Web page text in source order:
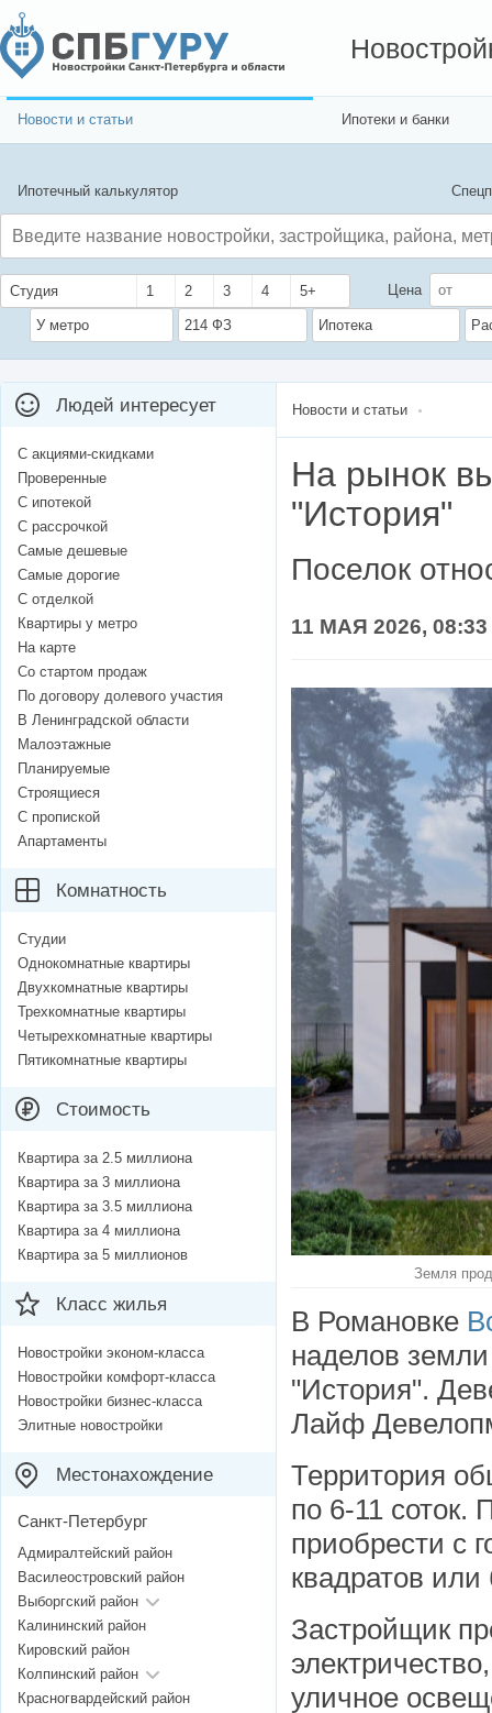
Новости и статьи Ипотеки и банки
Ипотечный калькулятор
Студия 1 2 3 4 5+ Цена
У метро 214 ФЗ Ипотека
Новости и статьи
На рынок
"История"
Поселок
11 МАЯ 2026, 08:33
Земля
В Романовке
наделов
"История".
Лайф
Территория
по 6-11
приобрести с
квадратов или
Застройщик
уличное
Людей интересует
С акциями-скидками
Проверенные
С ипотекой
С рассрочкой
Самые дешевые
Самые дорогие
С отделкой
Квартиры у метро
На карте
Со стартом продаж
По договору долевого участия
В Ленинградской области
Малоэтажные
Планируемые
Строящиеся
С пропиской
Апартаменты
Комнатность
Студии
Однокомнатные квартиры
Двухкомнатные квартиры
Трехкомнатные квартиры
Четырехкомнатные квартиры
Пятикомнатные квартиры
Стоимость
Квартира за 2.5 миллиона
Квартира за 3 миллиона
Квартира за 3.5 миллиона
Квартира за 4 миллиона
Квартира за 5 миллионов
Класс жилья
Новостройки эконом-класса
Новостройки комфорт-класса
Новостройки бизнес-класса
Элитные новостройки
Местонахождение
Санкт-Петербург
Адмиралтейский район
Василеостровский район
Выборгский район
Калининский район
Кировский район
Колпинский район
Красногвардейский район